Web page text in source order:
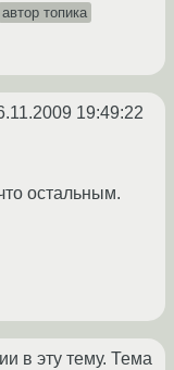
автор топика
19:49:22
остальным.
в эту тему. Тема